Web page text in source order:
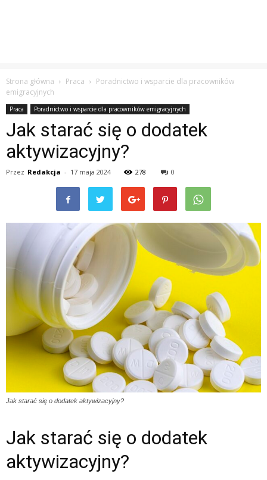
Strona główna Praca
Poradnictwo i wsparcie dla pracowników
emigracyjnych
Praca Poradnictwo i wsparcie dla pracowników emigracyjnych
Jak starać się o dodatek
aktywizacyjny?
Przez Redakcja - 17 maja 2024 278 0
Jak starać się o dodatek aktywizacyjny?
Jak starać się o dodatek
aktywizacyjny?